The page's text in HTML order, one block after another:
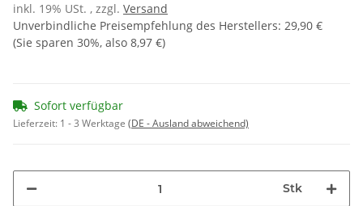
inkl. 19% USt. , zzgl. Versand
Unverbindliche Preisempfehlung des Herstellers: 29,90 €
(Sie sparen 30%, also 8,97 €)
Sofort verfügbar
Lieferzeit: 1 - 3 Werktage (DE - Ausland abweichend)
Stk